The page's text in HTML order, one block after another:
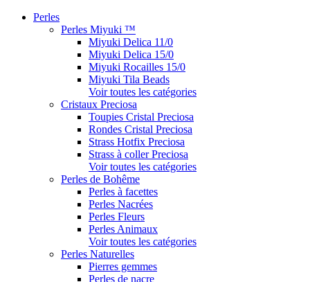
Perles
Perles Miyuki ™
Miyuki Delica 11/0
Miyuki Delica 15/0
Miyuki Rocailles 15/0
Miyuki Tila Beads
Voir toutes les catégories
Cristaux Preciosa
Toupies Cristal Preciosa
Rondes Cristal Preciosa
Strass Hotfix Preciosa
Strass à coller Preciosa
Voir toutes les catégories
Perles de Bohême
Perles à facettes
Perles Nacrées
Perles Fleurs
Perles Animaux
Voir toutes les catégories
Perles Naturelles
Pierres gemmes
Perles de nacre